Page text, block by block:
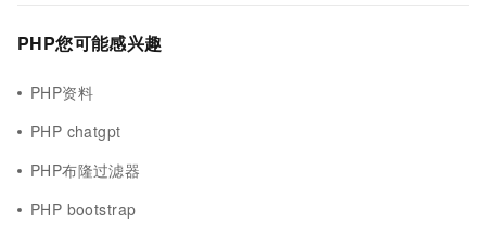
PHP您可能感兴趣
PHP资料
PHP chatgpt
PHP布隆过滤器
PHP bootstrap